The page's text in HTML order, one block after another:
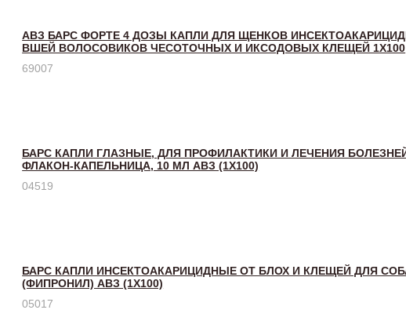
АВЗ БАРС ФОРТЕ 4 ДОЗЫ КАПЛИ ДЛЯ ЩЕНКОВ
ВШЕЙ ВОЛОСОВИКОВ ЧЕСОТОЧНЫХ И ИКСОДОВЫХ КЛЕЩЕЙ 1Х100
69007
БАРС КАПЛИ ГЛАЗНЫЕ, ДЛЯ ПРОФИЛАКТИКИ И ЛЕЧЕНИЯ
ФЛАКОН-КАПЕЛЬНИЦА, 10 МЛ АВЗ (1Х100)
04519
БАРС КАПЛИ ИНСЕКТОАКАРИЦИДНЫЕ ОТ БЛОХ И КЛЕЩЕЙ ДЛЯ
(ФИПРОНИЛ) АВЗ (1Х100)
05017